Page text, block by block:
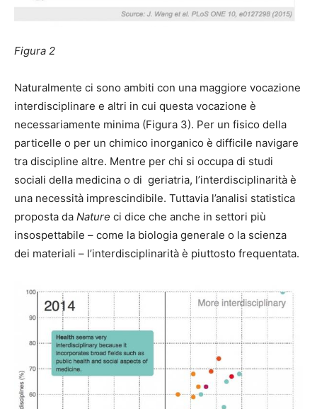
Figura 2
Naturalmente ci sono ambiti con una maggiore vocazione
interdisciplinare e altri in cui questa vocazione è
necessariamente minima (Figura 3). Per un fisico della
particelle o per un chimico inorganico è difficile navigare
tra discipline altre. Mentre per chi si occupa di studi
sociali della medicina o di geriatria, l’interdisciplinarità è
una necessità imprescindibile. Tuttavia l’analisi statistica
proposta da Nature ci dice che anche in settori più
insospettabile – come la biologia generale o la scienza
dei materiali – l’interdisciplinarità è piuttosto frequentata.